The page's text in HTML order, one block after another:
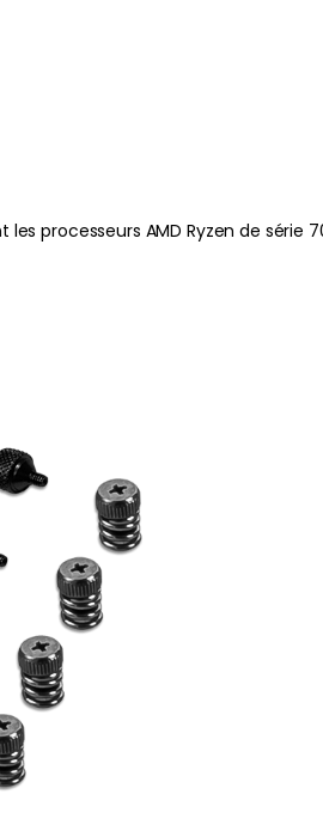
les processeurs AMD Ryzen de série